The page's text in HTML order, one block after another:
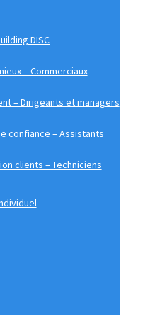
DISC
– Commerciaux
– Dirigeants et managers
confiance – Assistants
clients – Techniciens